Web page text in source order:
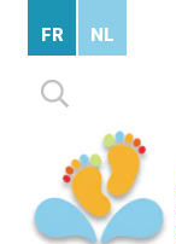
contenu
principal
Rechercher :
FR NL